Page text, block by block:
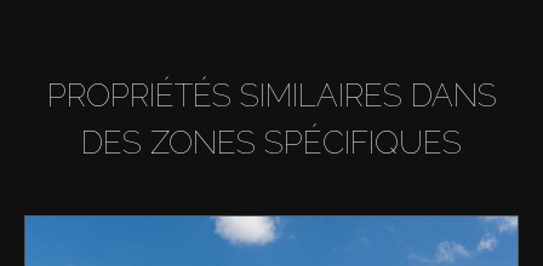
PROPRIÉTÉS SIMILAIRES DANS
DES ZONES SPÉCIFIQUES